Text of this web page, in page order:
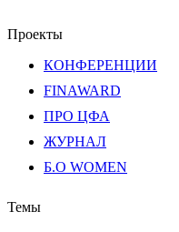
Проекты
КОНФЕРЕНЦИИ
FINAWARD
ПРО ЦФА
ЖУРНАЛ
Б.О WOMEN
Темы